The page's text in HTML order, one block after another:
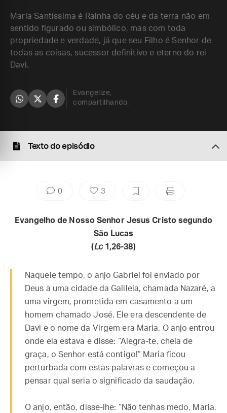
Maria Santíssima é Rainha do céu e da terra não em
sentido figurado ou simbólico, mas com toda
propriedade e verdade, já que seu Filho é Senhor de
todas as coisas, sucessor definitivo e eterno do rei
Davi.
Evangelize,
compartilhando.
Texto do episódio
0 3
Evangelho de Nosso Senhor Jesus Cristo segundo
São Lucas
(Lc1,26-38)
Naquele tempo, o anjo Gabriel foi enviado por
Deus a uma cidade da Galileia, chamada Nazaré, a
uma virgem, prometida em casamento a um
homem chamado José. Ele era descendente de
Davi e o nome da Virgem era Maria. O anjo entrou
onde ela estava e disse: “Alegra-te, cheia de
graça, o Senhor está contigo!” Maria ficou
perturbada com estas palavras e começou a
pensar qual seria o significado da saudação.
O anjo, então, disse-lhe: “Não tenhas medo, Maria,